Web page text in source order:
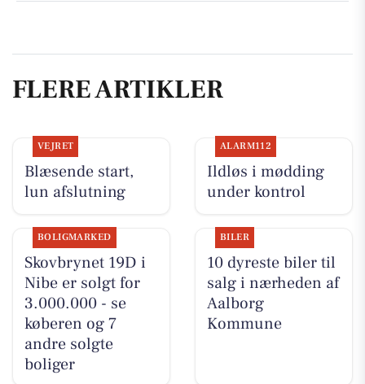
FLERE ARTIKLER
VEJRET
Blæsende start,
lun afslutning
ALARM112
Ildløs i mødding
under kontrol
BOLIGMARKED
Skovbrynet 19D i
Nibe er solgt for
3.000.000 - se
køberen og 7
andre solgte
boliger
BILER
10 dyreste biler til
salg i nærheden af
Aalborg
Kommune